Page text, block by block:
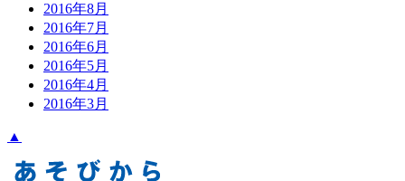
2016年8月
2016年7月
2016年6月
2016年5月
2016年4月
2016年3月
▲